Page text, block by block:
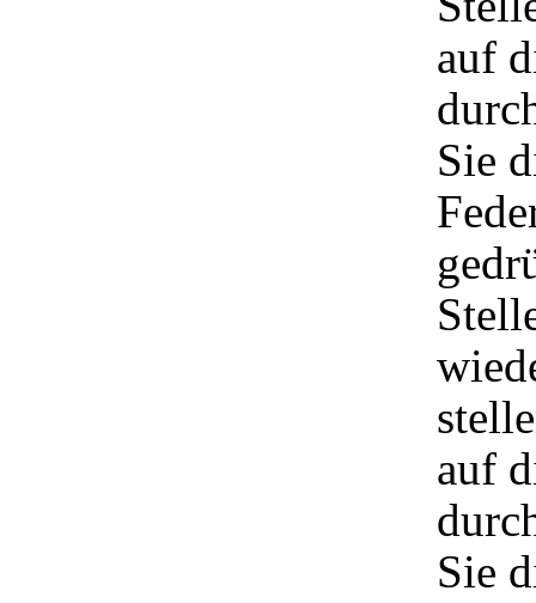
auf
Sie
auf
Sie